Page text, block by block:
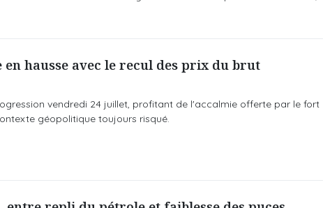
hausse avec le recul des prix du brut
vendredi 24 juillet, profitant de l'accalmie offerte par le fort
géopolitique toujours risqué.